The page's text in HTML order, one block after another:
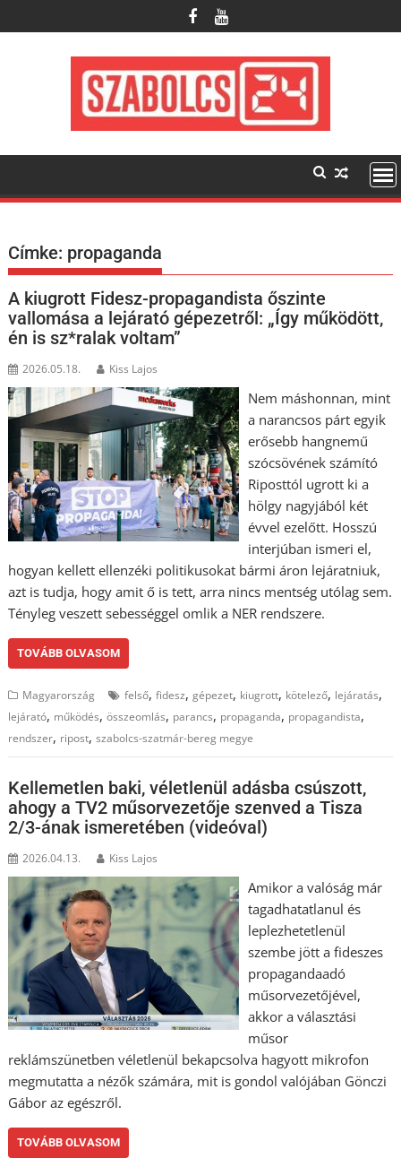
to
Címke: propaganda
A kiugrott Fidesz-propagandista őszinte
vallomása a lejárató gépezetről: „Így működött,
én is sz*ralak voltam”
2026.05.18. Kiss Lajos
Nem máshonnan, mint
a narancsos párt egyik
erősebb hangnemű
szócsövének számító
Riposttól ugrott ki a
hölgy nagyjából két
évvel ezelőtt. Hosszú
interjúban ismeri el,
hogyan kellett ellenzéki politikusokat bármi áron lejáratniuk,
azt is tudja, hogy amit ő is tett, arra nincs mentség utólag sem.
Tényleg veszett sebességgel omlik a NER rendszere.
TOVÁBB OLVASOM
Magyarország felső,fidesz,gépezet, kiugrott, kötelező, lejáratás,
lejárató, működés,összeomlás, parancs, propaganda, propagandista,
rendszer, ripost,szabolcs-szatmár-bereg megye
Kellemetlen baki, véletlenül adásba csúszott,
ahogy a TV2 műsorvezetője szenved a Tisza
2/3-ának ismeretében (videóval)
2026.04.13. Kiss Lajos
Amikor a valóság már
tagadhatatlanul és
leplezhetetlenül
szembe jött a fideszes
propagandaadó
műsorvezetőjével,
akkor a választási
műsor
reklámszünetben véletlenül bekapcsolva hagyott mikrofon
megmutatta a nézők számára, mit is gondol valójában Gönczi
Gábor az egészről.
TOVÁBB OLVASOM